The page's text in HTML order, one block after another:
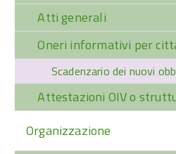
Atti generali
Oneri informativi per
Scadenzario dei nuovi
Attestazioni OIV o
Organizzazione